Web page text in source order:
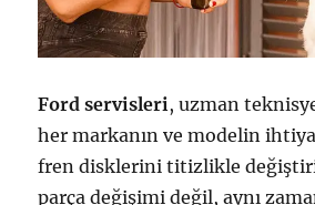
Ford servisleri, uzman
her markanın ve modelin
fren disklerini titizlikle
parça değişimi değil, aynı